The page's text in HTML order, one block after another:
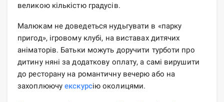
великою кількістю градусів.
Малюкам не доведеться нудьгувати в «парку
пригод», ігровому клубі, на виставах дитячих
аніматорів. Батьки можуть доручити турботи про
дитину няні за додаткову оплату, а самі вирушити
до ресторану на романтичну вечерю або на
захоплюючуекскурсію околицями.